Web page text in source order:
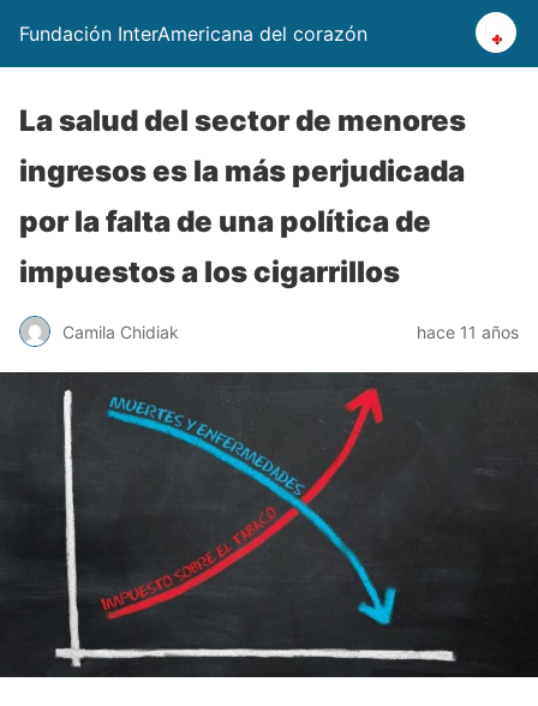
Fundación InterAmericana del corazón
La salud del sector de menores
ingresos es la más perjudicada
por la falta de una política de
impuestos a los cigarrillos
Camila Chidiak hace 11 años